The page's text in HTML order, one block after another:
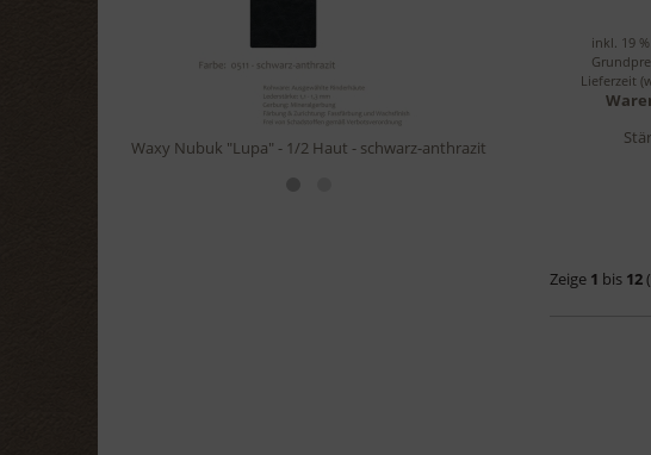
inkl. 19
Lieferzeit
Zeige 1 bis 12